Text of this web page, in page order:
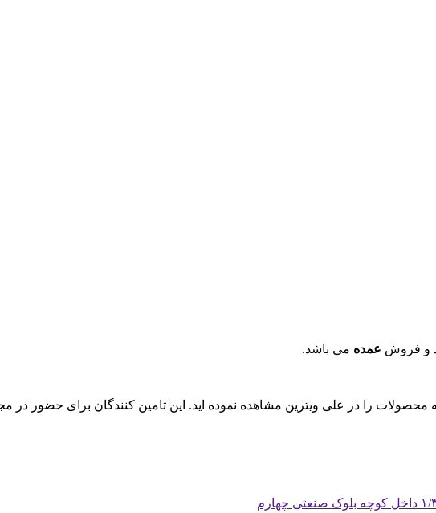
و فروش عمده می باشد.
محصولات را در علی ویترین مشاهده نموده اید. این تامین کنندگان برای حضور در